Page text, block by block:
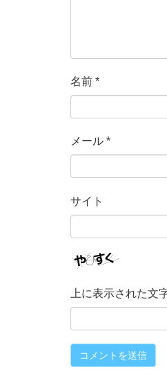
名前 *
メール *
サイト
上に表示された文